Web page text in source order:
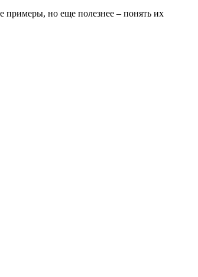
примеры, но еще полезнее – понять их